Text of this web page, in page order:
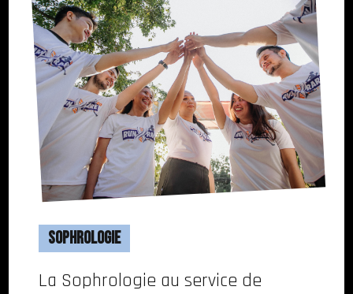
Sophrologie
La Sophrologie au service de